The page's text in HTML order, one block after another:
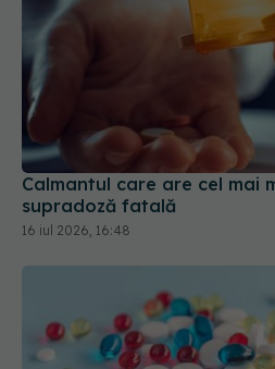
Calmantul care are cel mai
supradoză fatală
16 iul 2026, 16:48